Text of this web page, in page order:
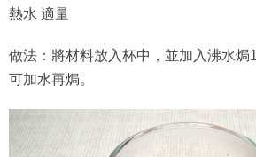
熱水 適量
做法：將材料放入杯中，並加入沸水焗
可加水再焗。